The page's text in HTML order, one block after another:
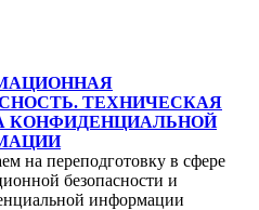
ТЕХНИЧЕСКАЯ
КОНФИДЕНЦИАЛЬНОЙ
на переподготовку в сфере
безопасности и
информации